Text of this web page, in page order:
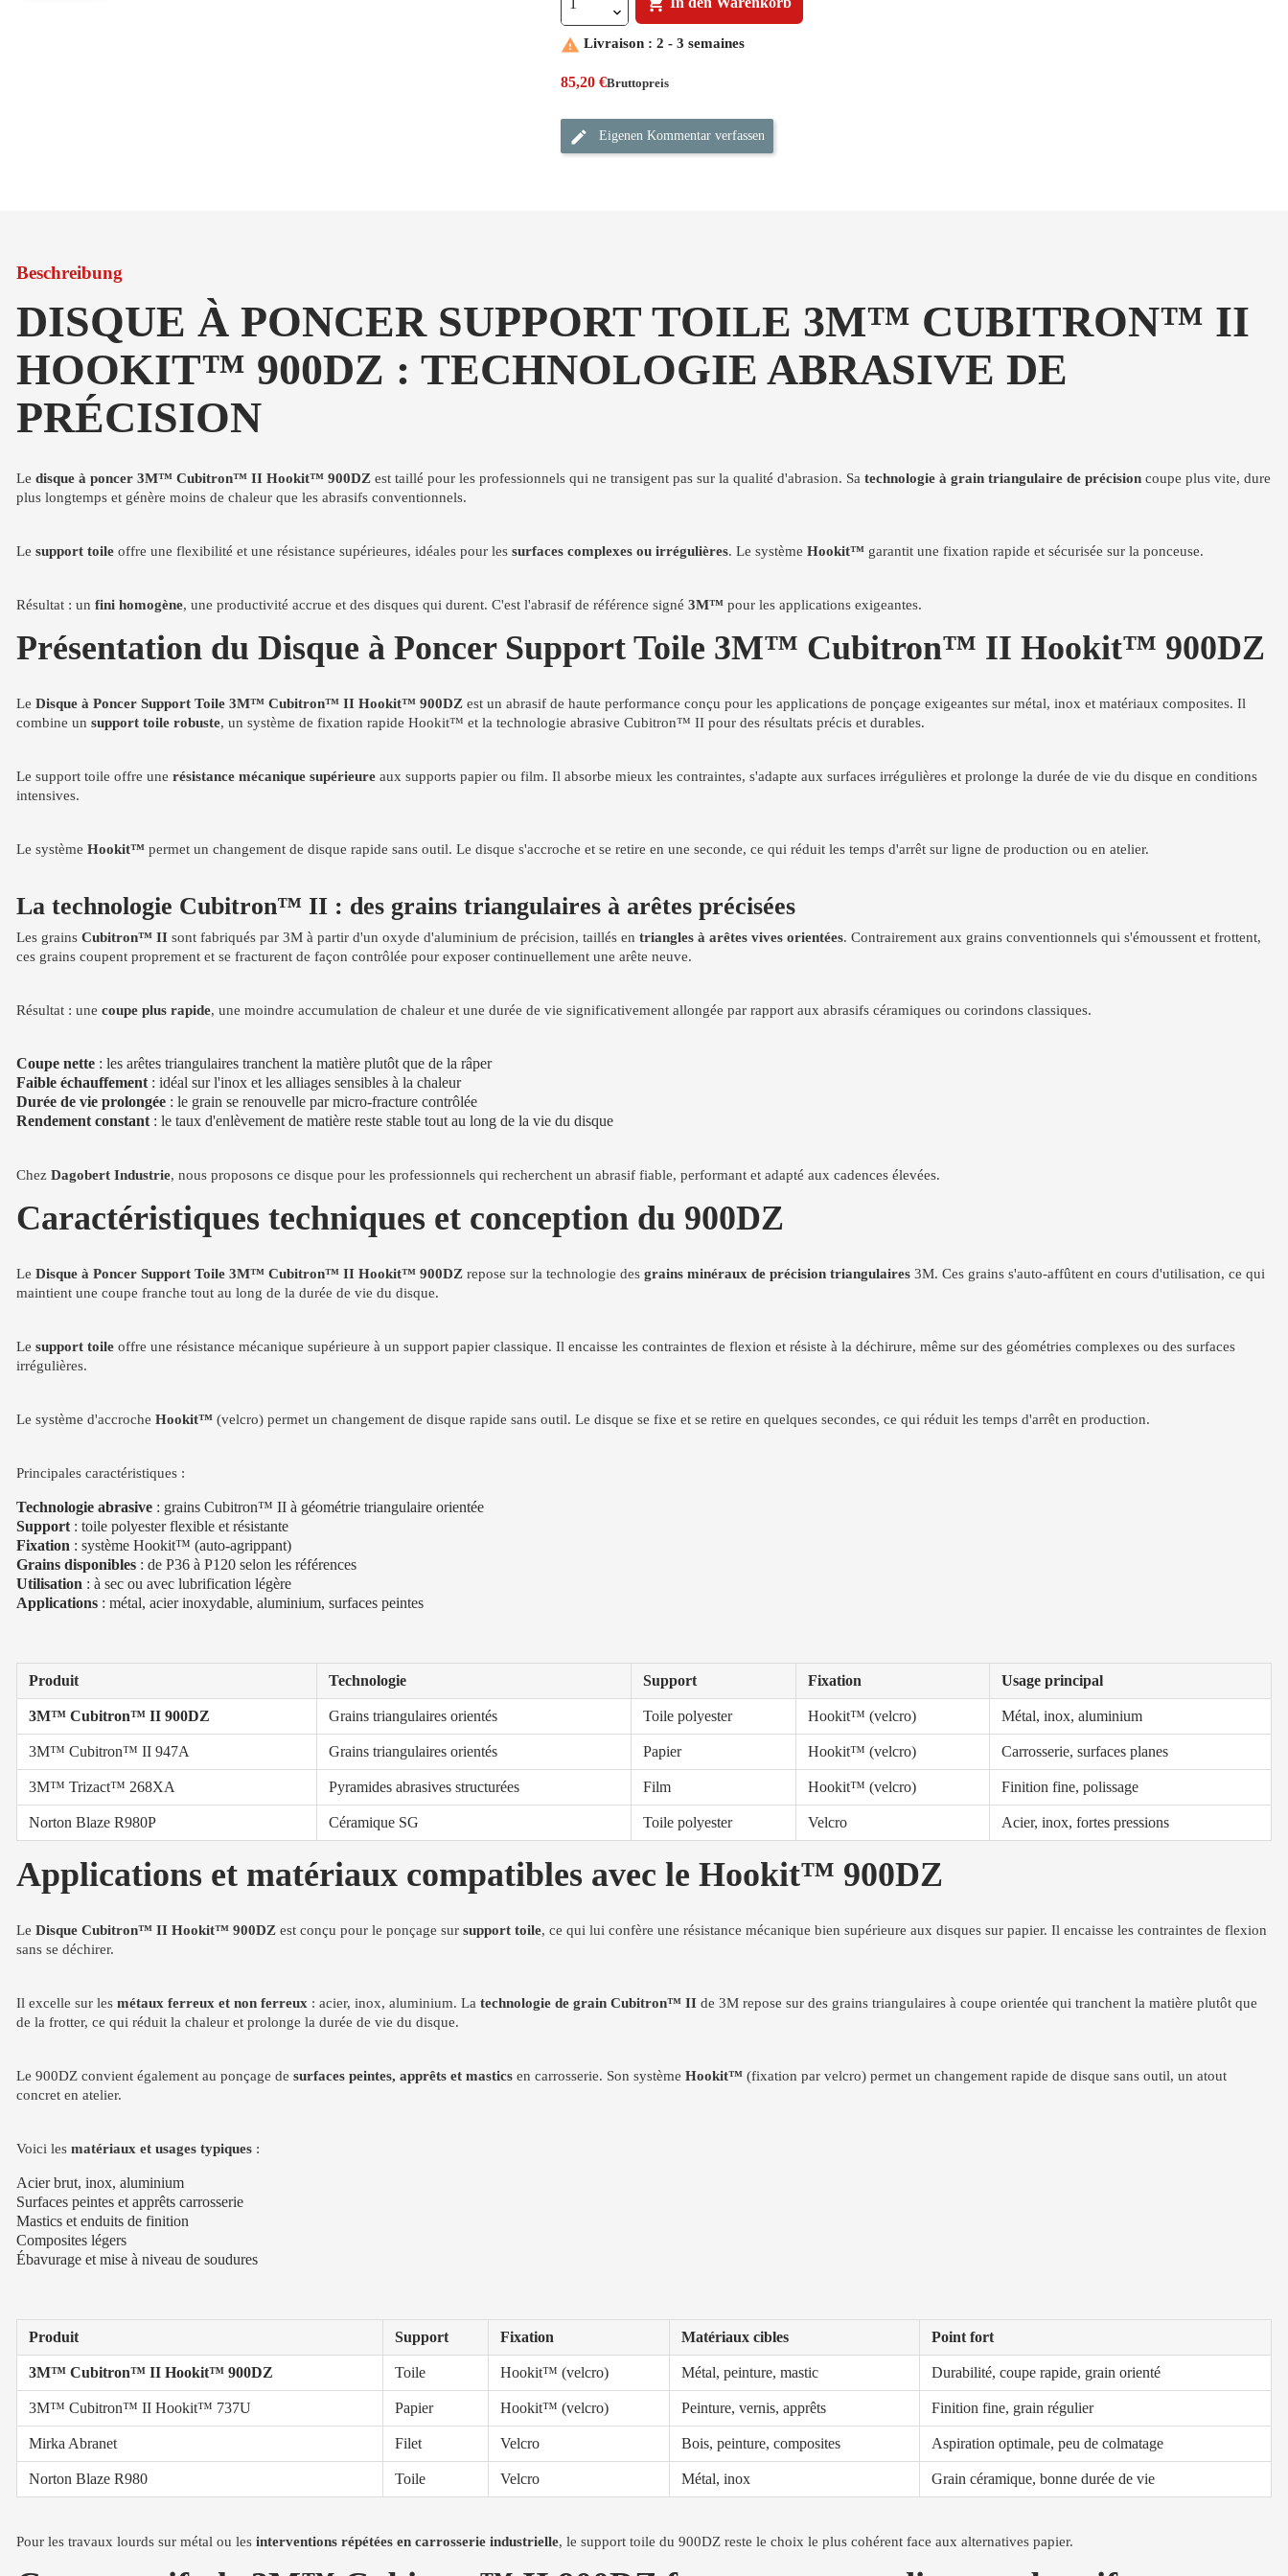
 Livraison : 2 - 3 semaines
85,20 €Bruttopreis
Eigenen Kommentar verfassen
Beschreibung
DISQUE À PONCER SUPPORT TOILE 3M™ CUBITRON™ II
HOOKIT™ 900DZ : TECHNOLOGIE ABRASIVE DE
PRÉCISION
Le disque à poncer 3M™ Cubitron™ II Hookit™ 900DZ est taillé pour les professionnels qui ne transigent pas sur la qualité d'abrasion. Sa technologie à grain triangulaire de précision coupe plus vite, dure
plus longtemps et génère moins de chaleur que les abrasifs conventionnels.
Le support toile offre une flexibilité et une résistance supérieures, idéales pour les surfaces complexes ou irrégulières. Le système Hookit™ garantit une fixation rapide et sécurisée sur la ponceuse.
Résultat : un fini homogène, une productivité accrue et des disques qui durent. C'est l'abrasif de référence signé 3M™ pour les applications exigeantes.
Présentation du Disque à Poncer Support Toile 3M™ Cubitron™ II Hookit™ 900DZ
Le Disque à Poncer Support Toile 3M™ Cubitron™ II Hookit™ 900DZ est un abrasif de haute performance conçu pour les applications de ponçage exigeantes sur métal, inox et matériaux composites. Il
combine un support toile robuste, un système de fixation rapide Hookit™ et la technologie abrasive Cubitron™ II pour des résultats précis et durables.
Le support toile offre une résistance mécanique supérieure aux supports papier ou film. Il absorbe mieux les contraintes, s'adapte aux surfaces irrégulières et prolonge la durée de vie du disque en conditions
intensives.
Le système Hookit™ permet un changement de disque rapide sans outil. Le disque s'accroche et se retire en une seconde, ce qui réduit les temps d'arrêt sur ligne de production ou en atelier.
La technologie Cubitron™ II : des grains triangulaires à arêtes précisées
Les grains Cubitron™ II sont fabriqués par 3M à partir d'un oxyde d'aluminium de précision, taillés en triangles à arêtes vives orientées. Contrairement aux grains conventionnels qui s'émoussent et frottent,
ces grains coupent proprement et se fracturent de façon contrôlée pour exposer continuellement une arête neuve.
Résultat : une coupe plus rapide, une moindre accumulation de chaleur et une durée de vie significativement allongée par rapport aux abrasifs céramiques ou corindons classiques.
Coupe nette : les arêtes triangulaires tranchent la matière plutôt que de la râper
Faible échauffement : idéal sur l'inox et les alliages sensibles à la chaleur
Durée de vie prolongée : le grain se renouvelle par micro-fracture contrôlée
Rendement constant : le taux d'enlèvement de matière reste stable tout au long de la vie du disque
Chez Dagobert Industrie, nous proposons ce disque pour les professionnels qui recherchent un abrasif fiable, performant et adapté aux cadences élevées.
Caractéristiques techniques et conception du 900DZ
Le Disque à Poncer Support Toile 3M™ Cubitron™ II Hookit™ 900DZ repose sur la technologie des grains minéraux de précision triangulaires 3M. Ces grains s'auto-affûtent en cours d'utilisation, ce qui
maintient une coupe franche tout au long de la durée de vie du disque.
Le support toile offre une résistance mécanique supérieure à un support papier classique. Il encaisse les contraintes de flexion et résiste à la déchirure, même sur des géométries complexes ou des surfaces
irrégulières.
Le système d'accroche Hookit™ (velcro) permet un changement de disque rapide sans outil. Le disque se fixe et se retire en quelques secondes, ce qui réduit les temps d'arrêt en production.
Principales caractéristiques :
Technologie abrasive : grains Cubitron™ II à géométrie triangulaire orientée
Support : toile polyester flexible et résistante
Fixation : système Hookit™ (auto-agrippant)
Grains disponibles : de P36 à P120 selon les références
Utilisation : à sec ou avec lubrification légère
Applications : métal, acier inoxydable, aluminium, surfaces peintes
Produit Technologie Support Fixation Usage principal
3M™ Cubitron™ II 900DZ Grains triangulaires orientés Toile polyester Hookit™ (velcro) Métal, inox, aluminium
3M™ Cubitron™ II 947A Grains triangulaires orientés Papier Hookit™ (velcro) Carrosserie, surfaces planes
3M™ Trizact™ 268XA Pyramides abrasives structurées Film Hookit™ (velcro) Finition fine, polissage
Norton Blaze R980P Céramique SG Toile polyester Velcro Acier, inox, fortes pressions
Applications et matériaux compatibles avec le Hookit™ 900DZ
Le Disque Cubitron™ II Hookit™ 900DZ est conçu pour le ponçage sur support toile, ce qui lui confère une résistance mécanique bien supérieure aux disques sur papier. Il encaisse les contraintes de flexion
sans se déchirer.
Il excelle sur les métaux ferreux et non ferreux : acier, inox, aluminium. La technologie de grain Cubitron™ II de 3M repose sur des grains triangulaires à coupe orientée qui tranchent la matière plutôt que
de la frotter, ce qui réduit la chaleur et prolonge la durée de vie du disque.
Le 900DZ convient également au ponçage de surfaces peintes, apprêts et mastics en carrosserie. Son système Hookit™ (fixation par velcro) permet un changement rapide de disque sans outil, un atout
concret en atelier.
Voici les matériaux et usages typiques :
Acier brut, inox, aluminium
Surfaces peintes et apprêts carrosserie
Mastics et enduits de finition
Composites légers
Ébavurage et mise à niveau de soudures
Produit Support Fixation Matériaux cibles Point fort
3M™ Cubitron™ II Hookit™ 900DZ Toile Hookit™ (velcro) Métal, peinture, mastic Durabilité, coupe rapide, grain orienté
3M™ Cubitron™ II Hookit™ 737U Papier Hookit™ (velcro) Peinture, vernis, apprêts Finition fine, grain régulier
Mirka Abranet Filet Velcro Bois, peinture, composites Aspiration optimale, peu de colmatage
Norton Blaze R980 Toile Velcro Métal, inox Grain céramique, bonne durée de vie
Pour les travaux lourds sur métal ou les interventions répétées en carrosserie industrielle, le support toile du 900DZ reste le choix le plus cohérent face aux alternatives papier.